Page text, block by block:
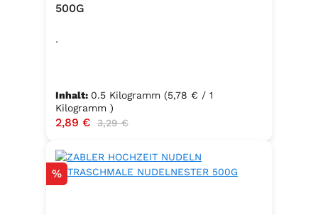
500G
.
Inhalt: 0.5 Kilogramm (5,78 € / 1
Kilogramm )
Verkaufspreis:
2,89 € Regulärer Preis:
3,29 €
Rabatt
%